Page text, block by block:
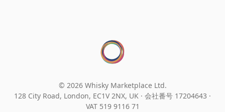
© 2026 Whisky Marketplace Ltd.
128 City Road, London, EC1V 2NX, UK · 会社番号 17204643 ·
VAT 519 9116 71